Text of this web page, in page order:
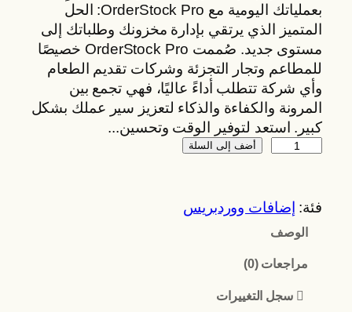
بعملياتك اليومية مع OrderStock Pro: الحل
المتميز الذي يرتقي بإدارة مخزونك وطلباتك إلى
مستوى جديد. صُممت OrderStock Pro خصيصًا
للمطاعم وتجار التجزئة وشركات تقديم الطعام
وأي شركة تتطلب أداءً عاليًا، فهي تجمع بين
المرونة والكفاءة والذكاء لتعزيز سير عملك بشكل
كبير. استعد لتوفير الوقت وتحسين...
ة
أضف إلى السلة
فئة: إضافات ووردبريس
الوصف
مراجعات (0)
سجل التغييرات